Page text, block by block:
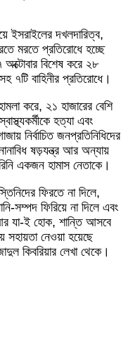
ইসরাইলের দখলদারিত্ব,
মরতে প্রতিরোধে হচ্ছে
বিশেষ করে ২৮
৭টি বাহিনীর প্রতিরোধে।
করে, ২১ হাজারের বেশি
হত্যা এবং
নির্বাচিত জনপ্রতিনিধিদের
ষড়যন্ত্র আর অন্যায়
একজন হামাস নেতাকে।
ফিরতে না দিলে,
সম্পদ ফিরিয়ে না দিলে এবং
যা-ই হোক, শান্তি আসবে
সহায়তা নেওয়া হয়েছে
কিবরিয়ার লেখা থেকে।